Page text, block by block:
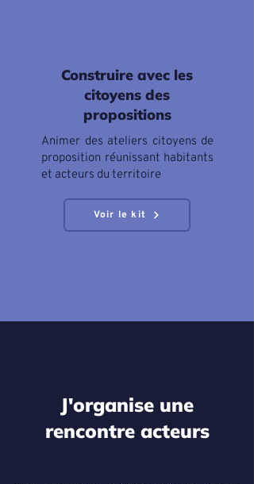
Construire avec les
citoyens des
propositions
Animer des ateliers citoyens de
proposition réunissant habitants
et acteurs du territoire
Voir le kit
J'organise une
rencontre acteurs